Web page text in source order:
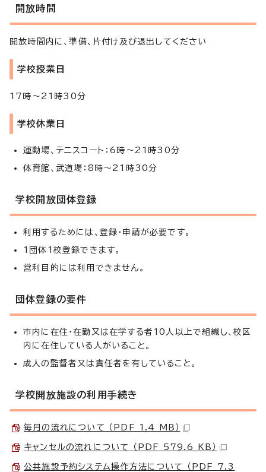
開放時間
開放時間内に、準備、片付け及び退出してください
学校授業日
17時～21時30分
学校休業日
運動場、テニスコート：6時～21時30分
体育館、武道場：8時～21時30分
学校開放団体登録
利用するためには、登録・申請が必要です。
1団体1校登録できます。
営利目的には利用できません。
団体登録の要件
市内に在住・在勤又は在学する者10人以上で組織し、校区
内に在住している人がいること。
成人の監督者又は責任者を有していること。
学校開放施設の利用手続き
毎月の流れについて （PDF 1.4 MB）
キャンセルの流れについて （PDF 579.6 KB）
公共施設予約システム操作方法について （PDF 7.3